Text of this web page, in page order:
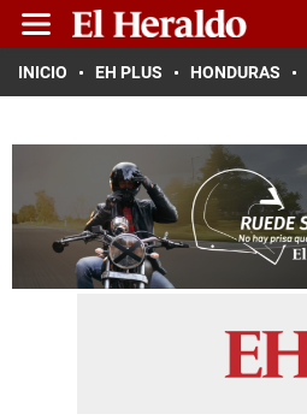
INICIO EH PLUS HONDURAS